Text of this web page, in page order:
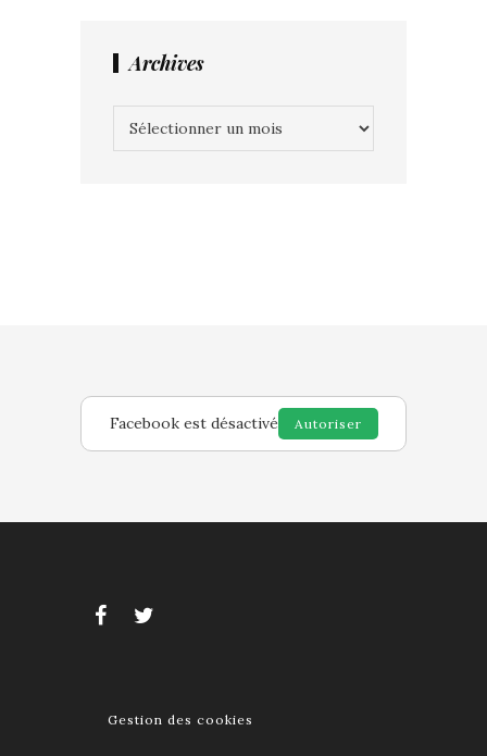
Archives
Facebook est désactivé Autoriser
Gestion des cookies